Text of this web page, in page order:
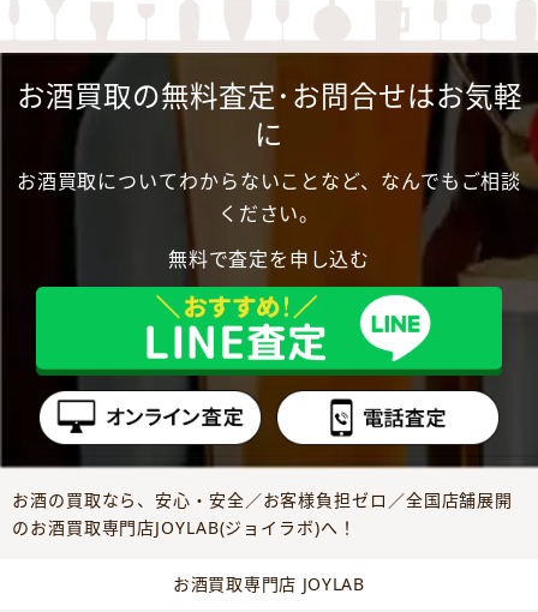
お酒買取の無料査定･お問合せはお気軽
に
お酒買取についてわからないことなど、なんでもご相談
ください。
無料で査定を申し込む
お酒の買取なら、安心・安全／お客様負担ゼロ／全国店舗展開
のお酒買取専門店JOYLAB(ジョイラボ)へ！
お酒買取専門店 JOYLAB